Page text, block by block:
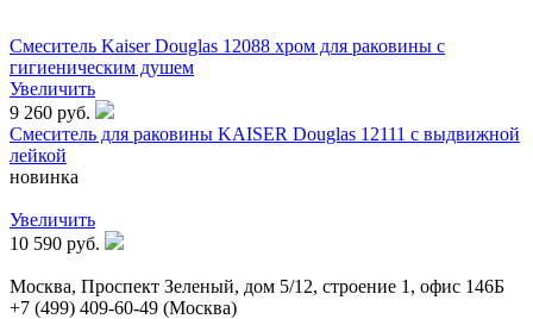
Смеситель Kaiser Douglas 12088 хром для раковины с
гигиеническим душем
Увеличить
9 260 руб.
Смеситель для раковины KAISER Douglas 12111 c выдвижной
лейкой
новинка
Увеличить
10 590 руб.
Москва, Проспект Зеленый, дом 5/12, строение 1, офис 146Б
+7 (499) 409-60-49 (Москва)